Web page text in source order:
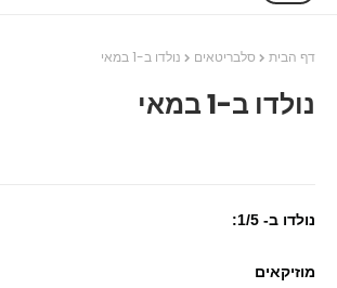
דף הבית סלבריטאים נולדו ב-1 במאי
נולדו ב-1 במאי
נולדו ב- 1/5:
מוזיקאים